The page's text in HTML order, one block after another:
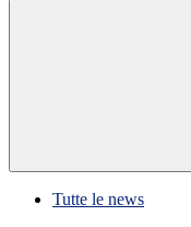
Tutte le news